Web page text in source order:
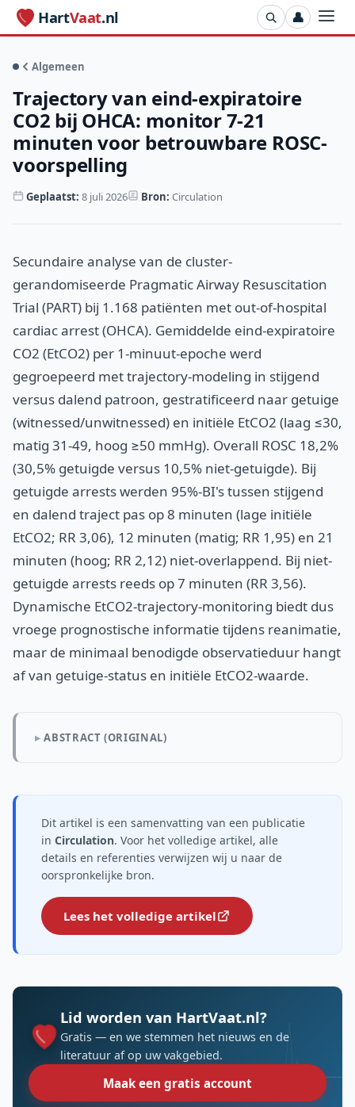
HartVaat.nl 👤
Algemeen
Trajectory van eind-expiratoire
CO2 bij OHCA: monitor 7-21
minuten voor betrouwbare ROSC-
voorspelling
Geplaatst: 8 juli 2026 Bron: Circulation
Secundaire analyse van de cluster-
gerandomiseerde Pragmatic Airway Resuscitation
Trial (PART) bij 1.168 patiënten met out-of-hospital
cardiac arrest (OHCA). Gemiddelde eind-expiratoire
CO2 (EtCO2) per 1-minuut-epoche werd
gegroepeerd met trajectory-modeling in stijgend
versus dalend patroon, gestratificeerd naar getuige
(witnessed/unwitnessed) en initiële EtCO2 (laag ≤30,
matig 31-49, hoog ≥50 mmHg). Overall ROSC 18,2%
(30,5% getuigde versus 10,5% niet-getuigde). Bij
getuigde arrests werden 95%-BI's tussen stijgend
en dalend traject pas op 8 minuten (lage initiële
EtCO2; RR 3,06), 12 minuten (matig; RR 1,95) en 21
minuten (hoog; RR 2,12) niet-overlappend. Bij niet-
getuigde arrests reeds op 7 minuten (RR 3,56).
Dynamische EtCO2-trajectory-monitoring biedt dus
vroege prognostische informatie tijdens reanimatie,
maar de minimaal benodigde observatieduur hangt
af van getuige-status en initiële EtCO2-waarde.
ABSTRACT (ORIGINAL)
Dit artikel is een samenvatting van een publicatie
in Circulation. Voor het volledige artikel, alle
details en referenties verwijzen wij u naar de
oorspronkelijke bron.
Lees het volledige artikel
Lid worden van HartVaat.nl?
Gratis — en we stemmen het nieuws en de
literatuur af op uw vakgebied.
Maak een gratis account